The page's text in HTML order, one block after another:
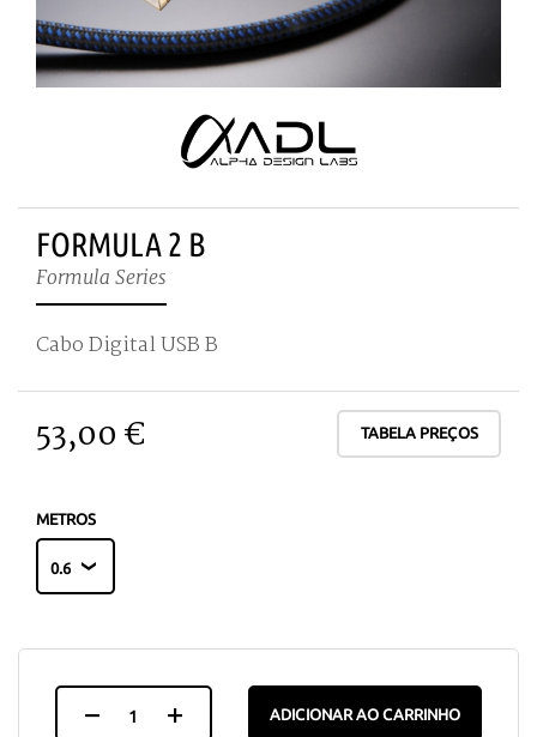
FORMULA 2 B
Formula Series
Cabo Digital USB B
53,00 € TABELA PREÇOS
METROS
ADICIONAR AO CARRINHO